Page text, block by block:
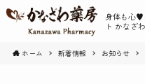
身体も心♥️
ト かなざ
ホーム 新着情報 お知らせ